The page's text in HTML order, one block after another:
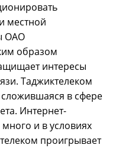
местной
ОАО
образом
интересы
Таджиктелеком
сложившаяся в сфере
Интернет-
и в условиях
проигрывает